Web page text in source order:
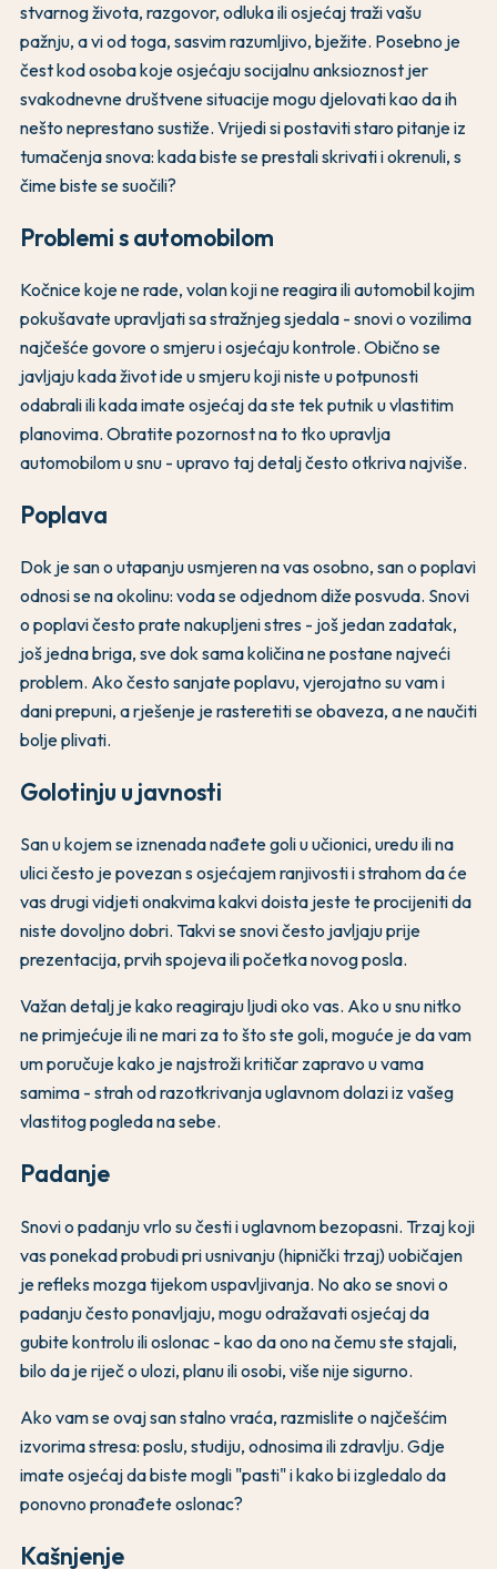
stvarnog života, razgovor, odluka ili osjećaj traži vašu
pažnju, a vi od toga, sasvim razumljivo, bježite. Posebno je
čest kod osoba koje osjećaju socijalnu anksioznost jer
svakodnevne društvene situacije mogu djelovati kao da ih
nešto neprestano sustiže. Vrijedi si postaviti staro pitanje iz
tumačenja snova: kada biste se prestali skrivati i okrenuli, s
čime biste se suočili?
Problemi s automobilom
Kočnice koje ne rade, volan koji ne reagira ili automobil kojim
pokušavate upravljati sa stražnjeg sjedala - snovi o vozilima
najčešće govore o smjeru i osjećaju kontrole. Obično se
javljaju kada život ide u smjeru koji niste u potpunosti
odabrali ili kada imate osjećaj da ste tek putnik u vlastitim
planovima. Obratite pozornost na to tko upravlja
automobilom u snu - upravo taj detalj često otkriva najviše.
Poplava
Dok je san o utapanju usmjeren na vas osobno, san o poplavi
odnosi se na okolinu: voda se odjednom diže posvuda. Snovi
o poplavi često prate nakupljeni stres - još jedan zadatak,
još jedna briga, sve dok sama količina ne postane najveći
problem. Ako često sanjate poplavu, vjerojatno su vam i
dani prepuni, a rješenje je rasteretiti se obaveza, a ne naučiti
bolje plivati.
Golotinju u javnosti
San u kojem se iznenada nađete goli u učionici, uredu ili na
ulici često je povezan s osjećajem ranjivosti i strahom da će
vas drugi vidjeti onakvima kakvi doista jeste te procijeniti da
niste dovoljno dobri. Takvi se snovi često javljaju prije
prezentacija, prvih spojeva ili početka novog posla.
Važan detalj je kako reagiraju ljudi oko vas. Ako u snu nitko
ne primjećuje ili ne mari za to što ste goli, moguće je da vam
um poručuje kako je najstroži kritičar zapravo u vama
samima - strah od razotkrivanja uglavnom dolazi iz vašeg
vlastitog pogleda na sebe.
Padanje
Snovi o padanju vrlo su česti i uglavnom bezopasni. Trzaj koji
vas ponekad probudi pri usnivanju (hipnički trzaj) uobičajen
je refleks mozga tijekom uspavljivanja. No ako se snovi o
padanju često ponavljaju, mogu odražavati osjećaj da
gubite kontrolu ili oslonac - kao da ono na čemu ste stajali,
bilo da je riječ o ulozi, planu ili osobi, više nije sigurno.
Ako vam se ovaj san stalno vraća, razmislite o najčešćim
izvorima stresa: poslu, studiju, odnosima ili zdravlju. Gdje
imate osjećaj da biste mogli "pasti" i kako bi izgledalo da
ponovno pronađete oslonac?
Kašnjenje